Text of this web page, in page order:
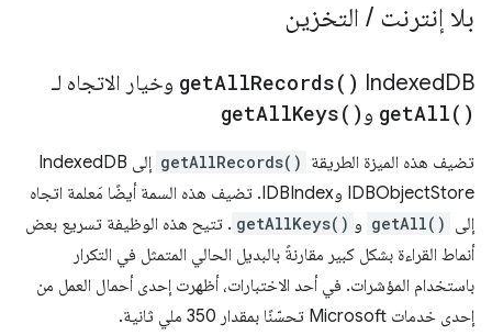
بلا إنترنت / التخزين
‫IndexedDB
getAllRecords( ) وخيار الاتجاه لـ
getAll( ) و getAllKeys( )
تضيف هذه الميزة الطريقة getAllRecords()
إلى IndexedDB
IDBObjectStore وIDBIndex. تضيف هذه السمة أيضًا مَعلمة اتجاه
إلى getAll() و getAllKeys() . تتيح هذه الوظيفة تسريع بعض
أنماط القراءة بشكل كبير مقارنةً بالبديل الحالي المتمثل في التكرار
باستخدام المؤشرات. في أحد الاختبارات، أظهرت إحدى أحمال العمل من
إحدى خدمات Microsoft تحسّنًا بمقدار 350 ملي ثانية.